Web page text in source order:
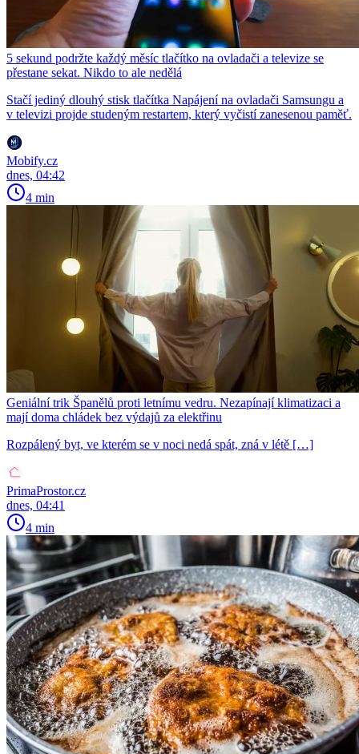
5 sekund podržte každý měsíc tlačítko na ovladači a televize se
přestane sekat. Nikdo to ale nedělá
Stačí jediný dlouhý stisk tlačítka Napájení na ovladači Samsungu a
v televizi projde studeným restartem, který vyčistí zanesenou paměť.
Mobify.cz
dnes, 04:42
4 min
Geniální trik Španělů proti letnímu vedru. Nezapínají klimatizaci a
mají doma chládek bez výdajů za elektřinu
Rozpálený byt, ve kterém se v noci nedá spát, zná v létě […]
PrimaProstor.cz
dnes, 04:41
4 min